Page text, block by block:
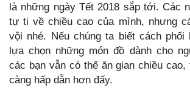
là những ngày Tết 2018 sắp tới. Các
tự ti về chiều cao của mình, nhưng
vội nhé. Nếu chúng ta biết cách phối
lựa chọn những món đồ dành cho
các bạn vẫn có thể ăn gian chiều cao,
càng hấp dẫn hơn đấy.